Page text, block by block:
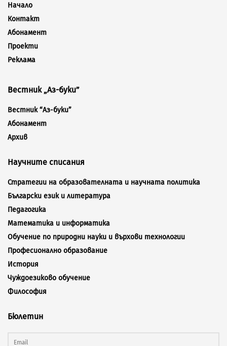
Начало
Контакт
Абонамент
Проекти
Реклама
Вестник „Аз-буки”
Вестник “Аз-буки”
Абонамент
Архив
Научните списания
Стратегии на образователната и научната политика
Български език и литература
Педагогика
Математика и информатика
Обучение по природни науки и върхови технологии
Професионално образование
История
Чуждоезиково обучение
Философия
Бюлетин